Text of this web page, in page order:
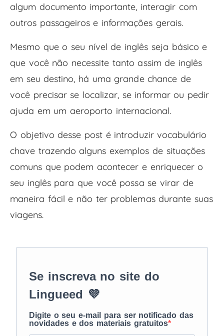
algum documento importante, interagir com
outros passageiros e informações gerais.
Mesmo que o seu nível de inglês seja básico e
que você não necessite tanto assim de inglês
em seu destino, há uma grande chance de
você precisar se localizar, se informar ou pedir
ajuda em um aeroporto internacional.
O objetivo desse post é introduzir vocabulário
chave trazendo alguns exemplos de situações
comuns que podem acontecer e enriquecer o
seu inglês para que você possa se virar de
maneira fácil e não ter problemas durante suas
viagens.
Se inscreva no site do
Lingueed 💜
Digite o seu e-mail para ser notificado das
novidades e dos materiais gratuitos